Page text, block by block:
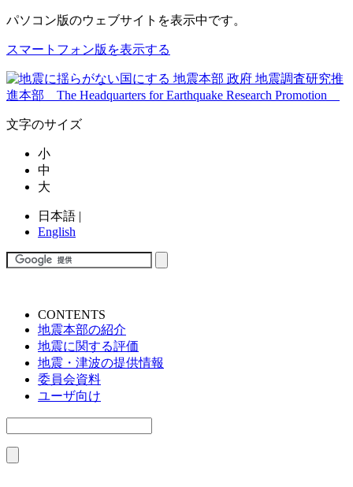
パソコン版のウェブサイトを表示中です。
スマートフォン版を表示する
文字のサイズ
小
中
大
日本語 |
English
CONTENTS
地震本部の紹介
地震に関する評価
地震・津波の提供情報
委員会資料
ユーザ向け